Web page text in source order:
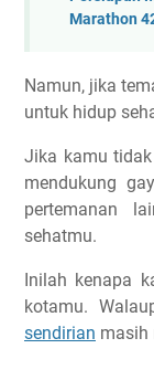
Marathon
Namun, jika
untuk hidup
Jika kamu
mendukung
pertemanan
sehatmu.
Inilah kenapa
kotamu.
sendirian masih